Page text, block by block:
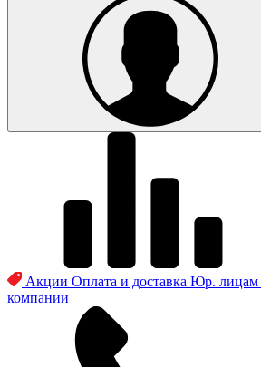
Акции Оплата и доставка Юр. лицам
компании